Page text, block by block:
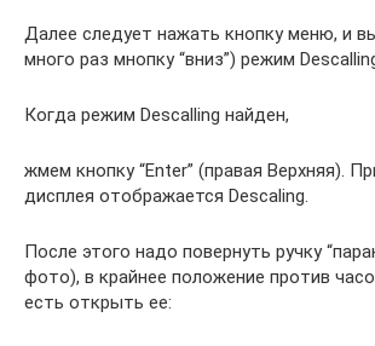
Далее следует нажать кнопку меню, и
много раз мнопку “вниз”) режим
Когда режим Descalling найден,
жмем кнопку “Enter” (правая Верхняя).
дисплея отображается Descaling.
После этого надо повернуть ручку
фото), в крайнее положение против
есть открыть ее: